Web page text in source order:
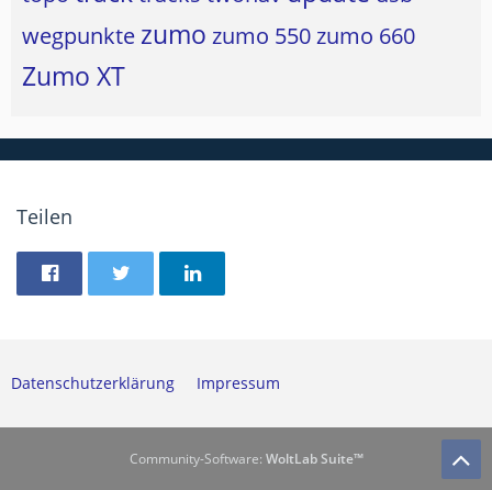
wegpunkte zumo zumo 550zumo 660
Zumo XT
Teilen
Datenschutzerklärung Impressum
Community-Software: WoltLab Suite™